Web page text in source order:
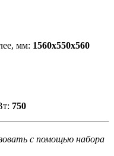
мм: 1560х550х560
750
с помощью набора